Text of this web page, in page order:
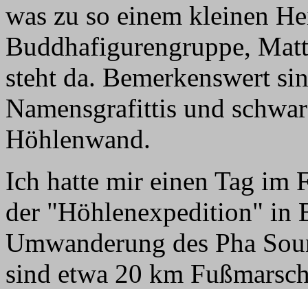
was zu so einem kleinen
Buddhafigurengruppe,
steht da. Bemerkenswert
Namensgrafittis und
Höhlenwand.
Ich hatte mir einen Tag im
der "Höhlenexpedition" in
Umwanderung des Pha
sind etwa 20 km